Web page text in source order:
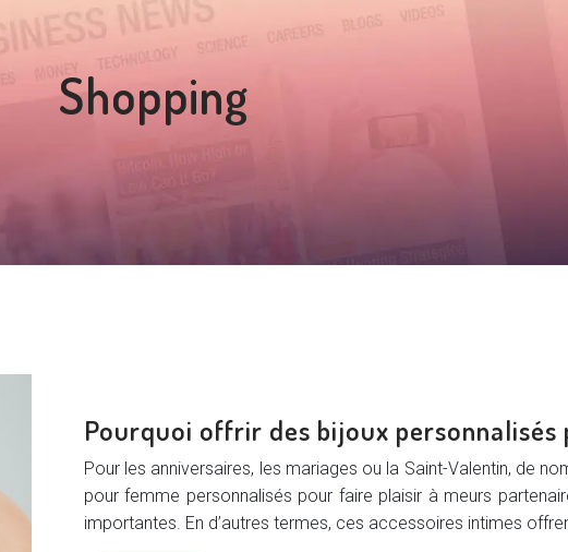
Shopping
Pourquoi offrir des bijoux personnalisés
Pour les anniversaires, les mariages ou la Saint-Valentin, de
pour femme personnalisés pour faire plaisir à meurs
importantes. En d’autres termes, ces accessoires intimes